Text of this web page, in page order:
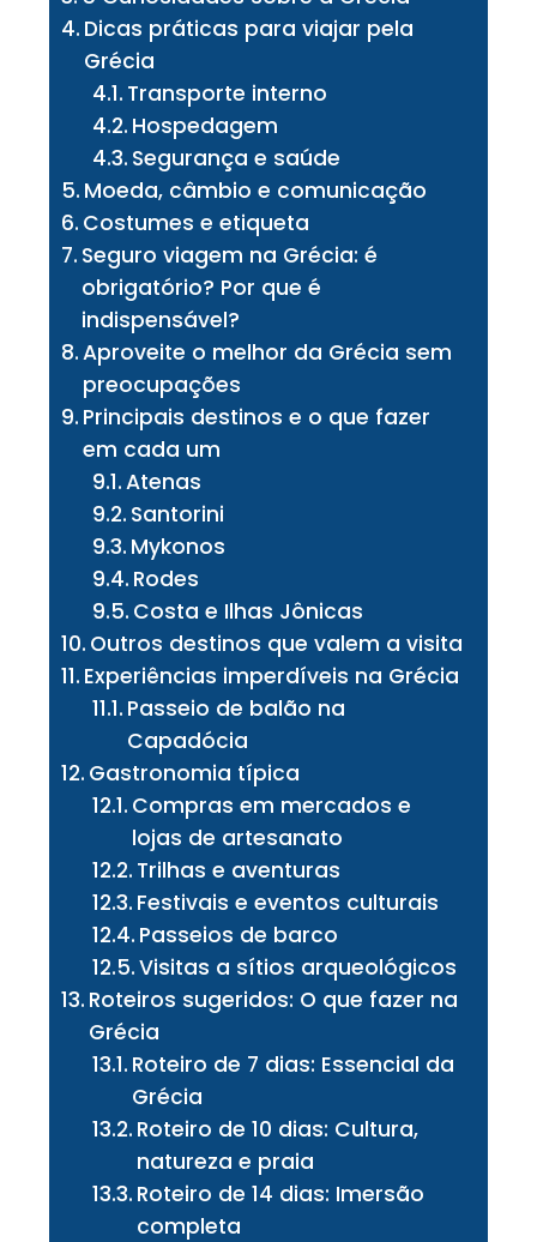
Dicas práticas para viajar pela
Grécia
Transporte interno
Hospedagem
Segurança e saúde
Moeda, câmbio e comunicação
Costumes e etiqueta
Seguro viagem na Grécia: é
obrigatório? Por que é
indispensável?
Aproveite o melhor da Grécia sem
preocupações
Principais destinos e o que fazer
em cada um
Atenas
Santorini
Mykonos
Rodes
Costa e Ilhas Jônicas
Outros destinos que valem a visita
Experiências imperdíveis na Grécia
Passeio de balão na
Capadócia
Gastronomia típica
Compras em mercados e
lojas de artesanato
Trilhas e aventuras
Festivais e eventos culturais
Passeios de barco
Visitas a sítios arqueológicos
Roteiros sugeridos: O que fazer na
Grécia
Roteiro de 7 dias: Essencial da
Grécia
Roteiro de 10 dias: Cultura,
natureza e praia
Roteiro de 14 dias: Imersão
completa